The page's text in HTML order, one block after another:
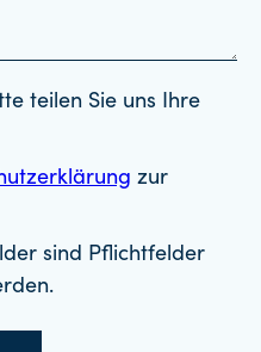
teilen Sie uns Ihre
zur
sind Pflichtfelder